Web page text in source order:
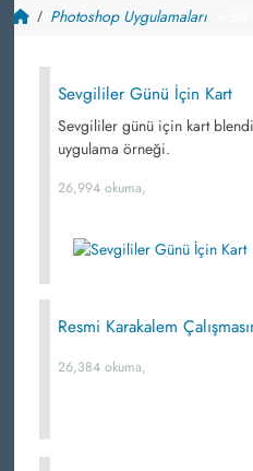
Photoshop Uygulamaları
Sevgililer Günü İçin Kart
Sevgililer günü için kart
uygulama örneği.
26,994 okuma,
Resmi Karakalem
26,384 okuma,